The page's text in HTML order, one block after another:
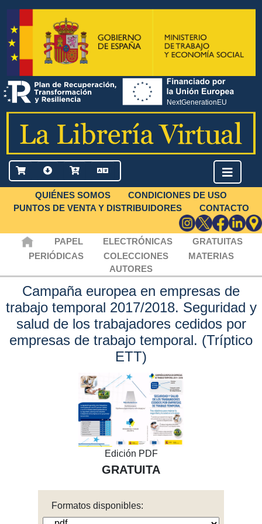
QUIÉNES SOMOS
CONDICIONES DE USO
PUNTOS DE VENTA Y DISTRIBUIDORES
CONTACTO
PAPEL ELECTRÓNICAS
GRATUITAS
PERIÓDICAS
COLECCIONES
MATERIAS
AUTORES
Campaña europea en empresas de
trabajo temporal 2017/2018. Seguridad y
salud de los trabajadores cedidos por
empresas de trabajo temporal. (Tríptico
ETT)
Edición PDF
GRATUITA
Formatos disponibles: